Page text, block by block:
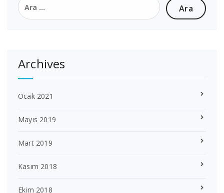
Archives
Ocak 2021
Mayıs 2019
Mart 2019
Kasım 2018
Ekim 2018